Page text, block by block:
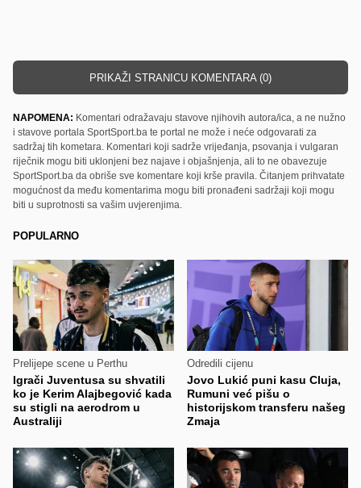
PRIKAŽI STRANICU KOMENTARA (0)
NAPOMENA: Komentari odražavaju stavove njihovih autora/ica, a ne nužno
i stavove portala SportSport.ba te portal ne može i neće odgovarati za
sadržaj tih kometara. Komentari koji sadrže vrijeđanja, psovanja i vulgaran
riječnik mogu biti uklonjeni bez najave i objašnjenja, ali to ne obavezuje
SportSport.ba da obriše sve komentare koji krše pravila. Čitanjem prihvatate
mogućnost da među komentarima mogu biti pronađeni sadržaji koji mogu
biti u suprotnosti sa vašim uvjerenjima.
POPULARNO
Prelijepe scene u Perthu
Igrači Juventusa su shvatili
ko je Kerim Alajbegović kada
su stigli na aerodrom u
Australiji
Odredili cijenu
Jovo Lukić puni kasu Cluja,
Rumuni već pišu o
historijskom transferu našeg
Zmaja